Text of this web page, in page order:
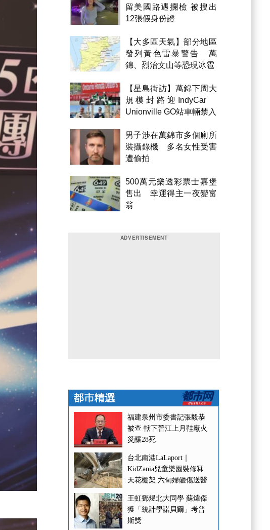
留美國路遇攔檢 被搜出
12張假身份證
【大多區天氣】部分地區
發列黃色雷暴警告 萬
錦、烈治文山等恐現冰雹
【星島街訪】萬錦下周大
規模封路迎IndyCar
Unionville GO站車輛禁入
男子涉在萬錦市多個廁所
裝攝錄機 多名女性受害
遭偷拍
500萬元樂透彩票士嘉堡
售出 幸運得主一夜變富
翁